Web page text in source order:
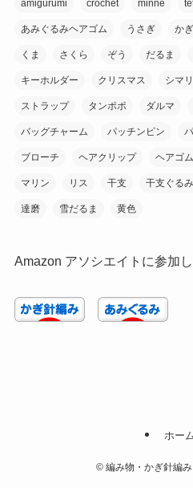
amigurumi crochet minne
あみぐるみヘアゴム うさぎ か
くま さくら ぞう だるま
キーホルダー クリスマス シマ
ストラップ タンポポ ダルマ
バッグチャーム パッチンピン
ブローチ ヘアクリップ ヘアゴム
マリン リス 干支 干支ぐるみ
達磨 雪だるま 黄色
Amazon アソシエイトに参加し
ホー
© 編み物・かぎ針編